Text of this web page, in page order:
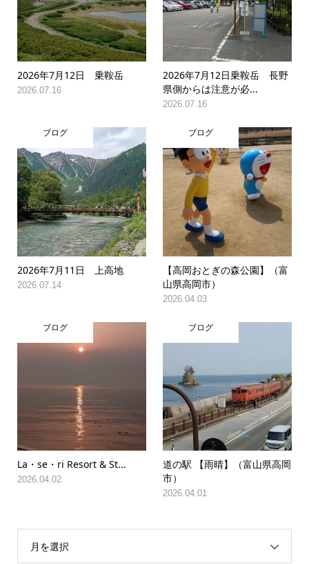
2026年7月12日 乗鞍岳
2026.07.16
2026年7月12日乗鞍岳 長野
県側からは注意が必...
2026.07.16
ブログ
2026年7月11日 上高地
2026.07.14
ブログ
【高岡おとぎの森公園】（富
山県高岡市）
2026.04.03
ブログ
La・se・ri Resort & St...
2026.04.02
ブログ
道の駅 【雨晴】（富山県高岡
市）
2026.04.01
月を選択